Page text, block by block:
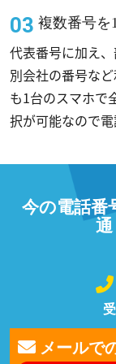
複数番号を
代表番号に加え
別会社の番号な
も1台のスマホで
択が可能なので電
今の電話番
メールで